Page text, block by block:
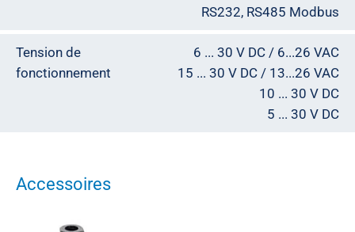
RS232, RS485 Modbus
Tension de
fonctionnement
6 ... 30 V DC / 6...26 VAC
15 ... 30 V DC / 13...26 VAC
10 ... 30 V DC
5 ... 30 V DC
Accessoires